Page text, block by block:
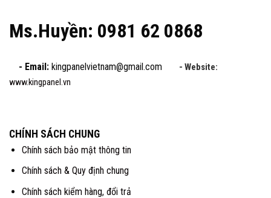
Ms.Huyền: 0981 62 0868
- Email: kingpanelvietnam@gmail.com - Website:
www.kingpanel.vn
CHÍNH SÁCH CHUNG
Chính sách bảo mật thông tin
Chính sách & Quy định chung
Chính sách kiểm hàng, đổi trả